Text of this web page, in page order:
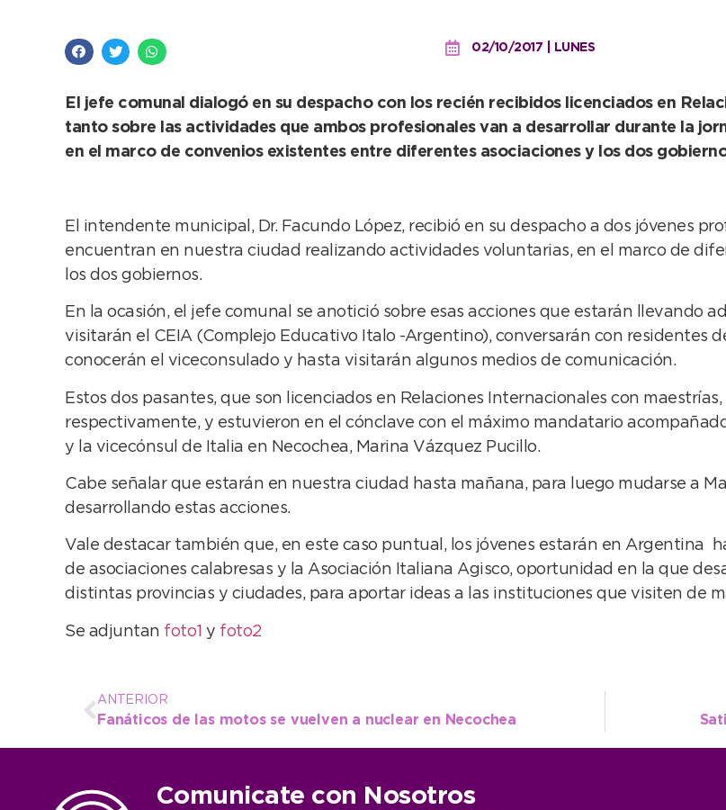
02/10/2017 | LUNES
El jefe comunal dialogó en su despacho con los recién recibidos licenciados en
tanto sobre las actividades que ambos profesionales van a desarrollar durante la
en el marco de convenios existentes entre diferentes asociaciones y los dos
El intendente municipal, Dr. Facundo López, recibió en su despacho a dos jóvenes
encuentran en nuestra ciudad realizando actividades voluntarias, en el marco de
los dos gobiernos.
En la ocasión, el jefe comunal se anotició sobre esas acciones que estarán llevando
visitarán el CEIA (Complejo Educativo Italo -Argentino), conversarán con residentes
conocerán el viceconsulado y hasta visitarán algunos medios de comunicación.
Estos dos pasantes, que son licenciados en Relaciones Internacionales con
respectivamente, y estuvieron en el cónclave con el máximo mandatario
y la vicecónsul de Italia en Necochea, Marina Vázquez Pucillo.
Cabe señalar que estarán en nuestra ciudad hasta mañana, para luego mudarse a
desarrollando estas acciones.
Vale destacar también que, en este caso puntual, los jóvenes estarán en Argentina
de asociaciones calabresas y la Asociación Italiana Agisco, oportunidad en la que
distintas provincias y ciudades, para aportar ideas a las instituciones que visiten de
Se adjuntan foto1 y foto2
ANTERIOR
Fanáticos de las motos se vuelven a nuclear en Necochea
Comunicate con Nosotros